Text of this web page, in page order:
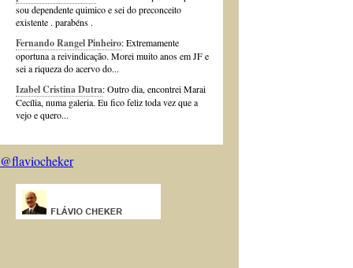
sou dependente quimico e sei do preconceito
existente . parabéns .
Fernando Rangel Pinheiro: Extremamente
oportuna a reivindicação. Morei muito anos em JF e
sei a riqueza do acervo do...
Izabel Cristina Dutra: Outro dia, encontrei Marai
Cecília, numa galeria. Eu fico feliz toda vez que a
vejo e quero...
@flaviocheker